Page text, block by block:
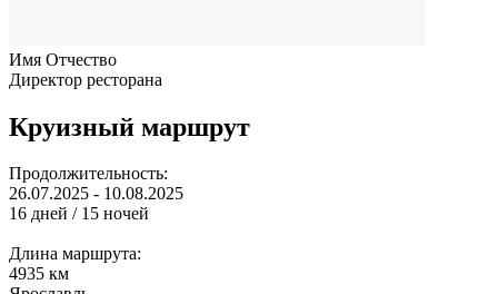
Имя Отчество
Директор ресторана
Круизный маршрут
Продолжительность:
26.07.2025 - 10.08.2025
16 дней / 15 ночей
Длина маршрута:
4935 км